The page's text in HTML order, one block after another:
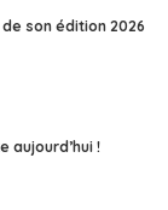
son édition 2026
aujourd’hui !